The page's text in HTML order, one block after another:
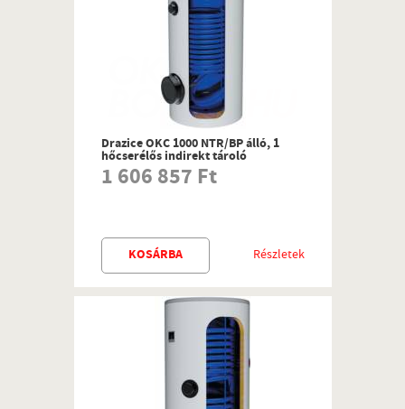
Drazice OKC 1000 NTR/BP álló, 1
hőcserélős indirekt tároló
1 606 857 Ft
Részletek
KOSÁRBA